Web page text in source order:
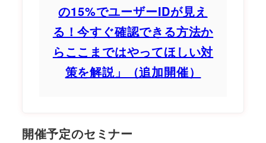
の15%でユーザーIDが見え
る！今すぐ確認できる方法か
らここまではやってほしい対
策を解説」（追加開催）
開催予定のセミナー